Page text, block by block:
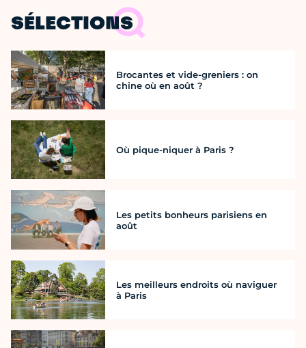
SÉLECTIONS
Brocantes et vide-greniers : on
chine où en août ?
Où pique-niquer à Paris ?
Les petits bonheurs parisiens en
août
Les meilleurs endroits où naviguer
à Paris